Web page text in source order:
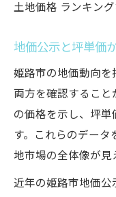
土地価格 ランキン
地価公示と坪単価
姫路市の地価動向を
両方を確認すること
の価格を示し、坪
す。これらのデータ
地市場の全体像が見
近年の姫路市地価